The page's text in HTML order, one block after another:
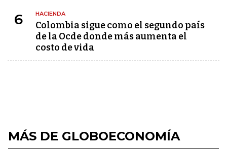
6 HACIENDA
Colombia sigue como el segundo país
de la Ocde donde más aumenta el
costo de vida
MÁS DE GLOBOECONOMÍA